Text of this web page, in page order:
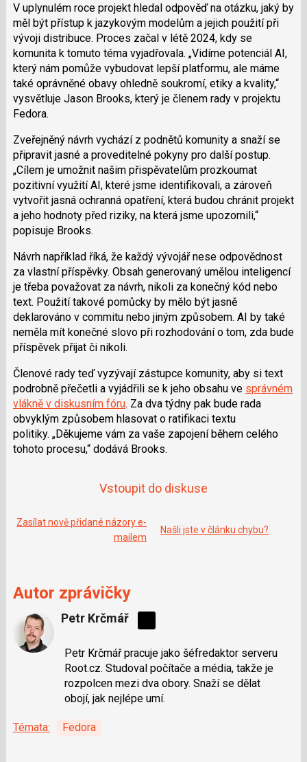
V uplynulém roce projekt hledal odpověď na otázku, jaký by
měl být přístup k jazykovým modelům a jejich použití při
vývoji distribuce. Proces začal v létě 2024, kdy se
komunita k tomuto téma vyjadřovala. Vidíme potenciál AI,
který nám pomůže vybudovat lepší platformu, ale máme
také oprávněné obavy ohledně soukromí, etiky a kvality,
vysvětluje Jason Brooks, který je členem rady v projektu
Fedora.
Zveřejněný návrh vychází z podnětů komunity a snaží se
připravit jasné a proveditelné pokyny pro další postup.
Cílem je umožnit našim přispěvatelům prozkoumat
pozitivní využití AI, které jsme identifikovali, a zároveň
vytvořit jasná ochranná opatření, která budou chránit projekt
a jeho hodnoty před riziky, na která jsme upozornili,
popisuje Brooks.
Návrh například říká, že každý vývojář nese odpovědnost
za vlastní příspěvky. Obsah generovaný umělou inteligencí
je třeba považovat za návrh, nikoli za konečný kód nebo
text. Použití takové pomůcky by mělo být jasně
deklarováno v commitu nebo jiným způsobem. AI by také
neměla mít konečné slovo při rozhodování o tom, zda bude
příspěvek přijat či nikoli.
Členové rady teď vyzývají zástupce komunity, aby si text
podrobně přečetli a vyjádřili se k jeho obsahu ve správném
vlákně v diskusním fóru. Za dva týdny pak bude rada
obvyklým způsobem hlasovat o ratifikaci textu
politiky. Děkujeme vám za vaše zapojení během celého
tohoto procesu, dodává Brooks.
Vstoupit do diskuse
Zasílat nově přidané názory e-
mailem
Našli jste v článku chybu?
Autor zprávičky
Petr Krčmář
síti
X
Petr Krčmář pracuje jako šéfredaktor serveru
Root.cz. Studoval počítače a média, takže je
rozpolcen mezi dva obory. Snaží se dělat
obojí, jak nejlépe umí.
Témata: Fedora